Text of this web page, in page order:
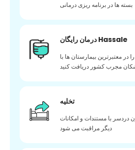
بسته ها در برنامه ریزی درمانی
درمان رایگان Hassale
در معتبرترین بیمارستان ها با
مجرب کشور دریافت کنید
تخلیه
دردسر با مستندات و امکانات
دیگر مراقبت می شود